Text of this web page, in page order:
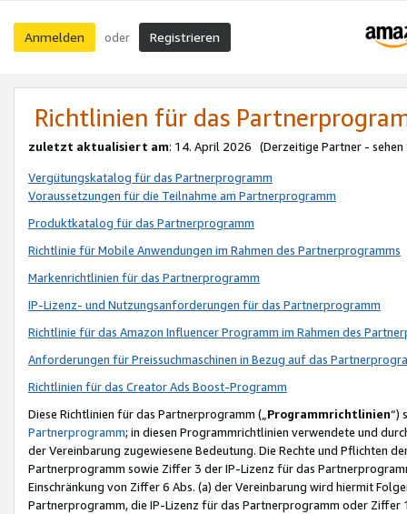
Anmelden oder Registrieren
Richtlinien für das
zuletzt aktualisiert am: 14. April 2026 (Derzeitige Partner - sehen
Vergütungskatalog für das Partnerprogramm
Voraussetzungen für die Teilnahme am Partnerprogramm
Produktkatalog für das Partnerprogramm
Richtlinie für Mobile Anwendungen im Rahmen des Partnerprogramms
Markenrichtlinien für das Partnerprogramm
IP-Lizenz- und Nutzungsanforderungen für das Partnerprogramm
Richtlinie für das Amazon Influencer Programm im Rahmen des
Anforderungen für Preissuchmaschinen in Bezug auf das
Richtlinien für das Creator Ads Boost-Programm
Diese Richtlinien für das Partnerprogramm („Programmrichtlinien“)
Partnerprogramm; in diesen Programmrichtlinien verwendete und
der Vereinbarung zugewiesene Bedeutung. Die Rechte und Pflichten
Partnerprogramm sowie Ziffer 3 der IP-Lizenz für das
Einschränkung von Ziffer 6 Abs. (a) der Vereinbarung wird hiermit
Partnerprogramm, die IP-Lizenz für das Partnerprogramm oder